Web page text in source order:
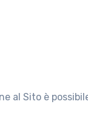
al Sito è